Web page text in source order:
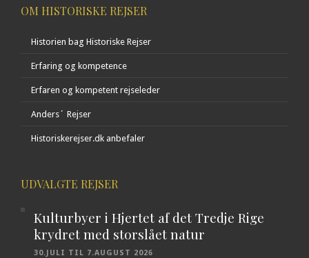
OM HISTORISKE REJSER
Historien bag Historiske Rejser
Erfaring og kompetence
Erfaren og kompetent rejseleder
Anders´ Rejser
Historiskerejser.dk anbefaler
UDVALGTE REJSER
Kulturbyer i Hjertet af det Tredje Rige
krydret med storslået natur
30.JULI TIL 7.AUGUST 2026